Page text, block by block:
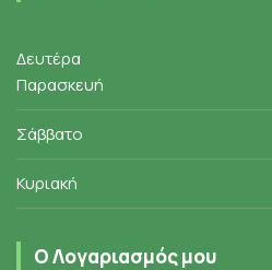
Δευτέρα
Παρασκευή
Σάββατο
Κυριακή
Ο Λογαριασμός μου